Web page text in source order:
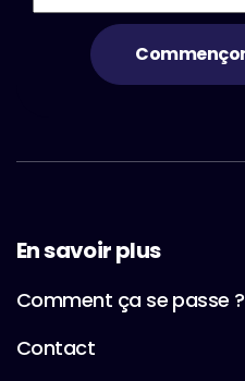
En savoir plus
Comment ça se passe ?
Contact